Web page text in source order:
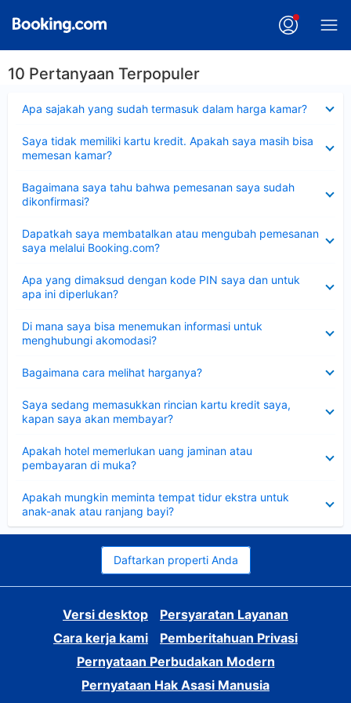
10 Pertanyaan Terpopuler
Apa sajakah yang sudah termasuk dalam harga kamar?
Saya tidak memiliki kartu kredit. Apakah saya masih bisa
memesan kamar?
Bagaimana saya tahu bahwa pemesanan saya sudah
dikonfirmasi?
Dapatkah saya membatalkan atau mengubah pemesanan
saya melalui Booking.com?
Apa yang dimaksud dengan kode PIN saya dan untuk
apa ini diperlukan?
Di mana saya bisa menemukan informasi untuk
menghubungi akomodasi?
Bagaimana cara melihat harganya?
Saya sedang memasukkan rincian kartu kredit saya,
kapan saya akan membayar?
Apakah hotel memerlukan uang jaminan atau
pembayaran di muka?
Apakah mungkin meminta tempat tidur ekstra untuk
anak-anak atau ranjang bayi?
Daftarkan properti Anda
Versi desktop
Persyaratan Layanan
Cara kerja kami
Pemberitahuan Privasi
Pernyataan Perbudakan Modern
Pernyataan Hak Asasi Manusia